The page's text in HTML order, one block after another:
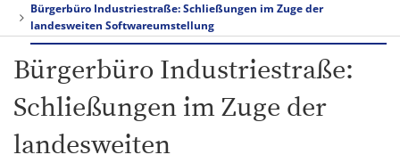
Bürgerbüro Industriestraße: Schließungen im Zuge der
landesweiten Softwareumstellung
Bürgerbüro Industriestraße:
Schließungen im Zuge der
landesweiten